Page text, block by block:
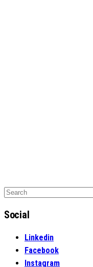
Search
Social
Linkedin
Facebook
Instagram